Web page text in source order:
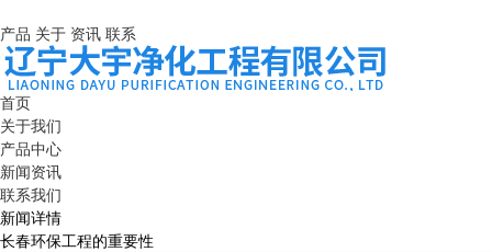
产品 关于 资讯 联系
首页
关于我们
产品中心
新闻资讯
联系我们
新闻详情
长春环保工程的重要性